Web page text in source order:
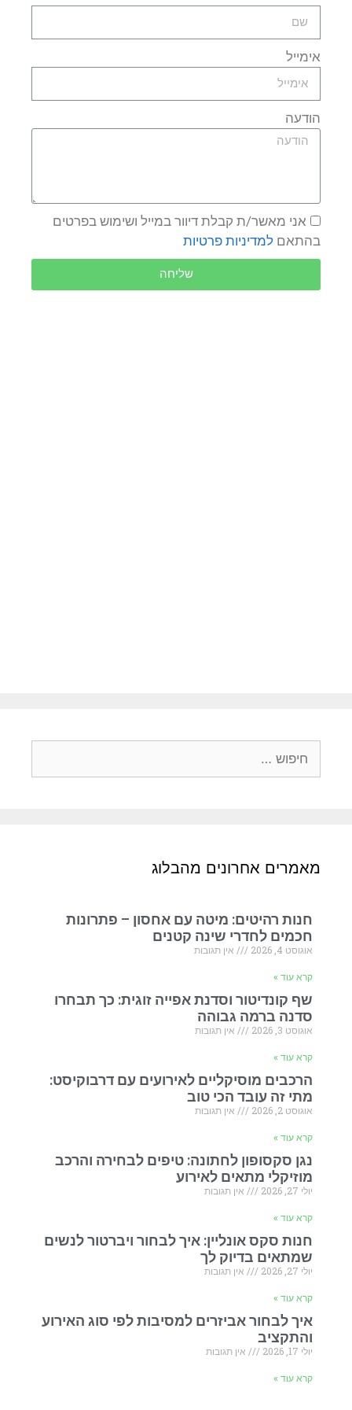
אימייל
הודעה
אני מאשר/ת קבלת דיוור במייל ושימוש בפרטים
בהתאם למדיניות פרטיות
שליחה
מאמרים אחרונים מהבלוג
חנות רהיטים: מיטה עם אחסון – פתרונות
חכמים לחדרי שינה קטנים
אוגוסט 4, 2026 אין תגובות
קרא עוד »
שף קונדיטור וסדנת אפייה זוגית: כך תבחרו
סדנה ברמה גבוהה
אוגוסט 3, 2026 אין תגובות
קרא עוד »
הרכבים מוסיקליים לאירועים עם דרבוקיסט:
מתי זה עובד הכי טוב
אוגוסט 2, 2026 אין תגובות
קרא עוד »
נגן סקסופון לחתונה: טיפים לבחירה והרכב
מוזיקלי מתאים לאירוע
יולי 27, 2026 אין תגובות
קרא עוד »
חנות סקס אונליין: איך לבחור ויברטור לנשים
שמתאים בדיוק לך
יולי 27, 2026 אין תגובות
קרא עוד »
איך לבחור אביזרים למסיבות לפי סוג האירוע
והתקציב
יולי 17, 2026 אין תגובות
קרא עוד »